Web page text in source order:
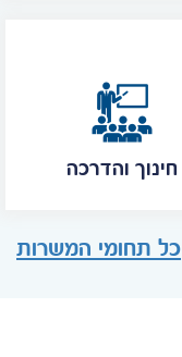
חינוך והדרכה
כל תחומי המשרות